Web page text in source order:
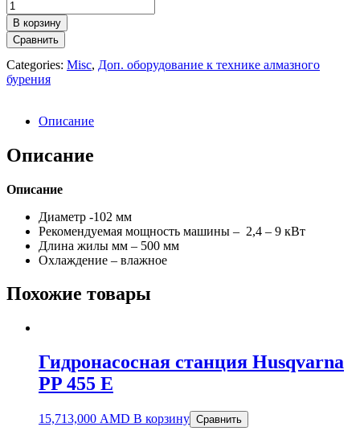
В корзину
Сравнить
Categories: Misc, Доп. оборудование к технике алмазного
бурения
Описание
Описание
Описание
Диаметр -102 мм
Рекомендуемая мощность машины – 2,4 – 9 кВт
Длина жилы мм – 500 мм
Охлаждение – влажное
Похожие товары
Гидронасосная станция Husqvarna
PP 455 E
15,713,000 AMD В корзину Сравнить